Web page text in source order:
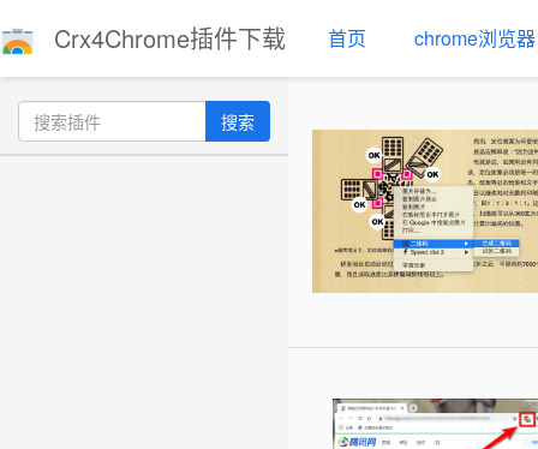
Crx4Chrome插件下载 首页 chrome浏览器
搜索